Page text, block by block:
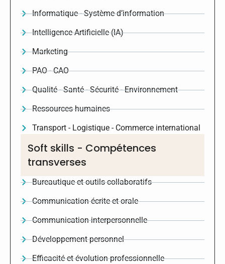
Informatique - Système d’information
Intelligence Artificielle (IA)
Marketing
PAO - CAO
Qualité - Santé - Sécurité - Environnement
Ressources humaines
Transport - Logistique - Commerce international
Soft skills - Compétences
transverses
Bureautique et outils collaboratifs
Communication écrite et orale
Communication interpersonnelle
Développement personnel
Efficacité et évolution professionnelle